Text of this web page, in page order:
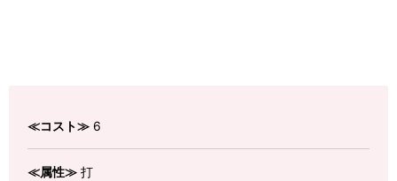
≪コスト≫ 6
≪属性≫ 打